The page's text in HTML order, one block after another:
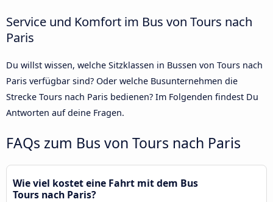
Service und Komfort im Bus von Tours nach
Paris
Du willst wissen, welche Sitzklassen in Bussen von Tours nach
Paris verfügbar sind? Oder welche Busunternehmen die
Strecke Tours nach Paris bedienen? Im Folgenden findest Du
Antworten auf deine Fragen.
FAQs zum Bus von Tours nach Paris
Wie viel kostet eine Fahrt mit dem Bus
Tours nach Paris?